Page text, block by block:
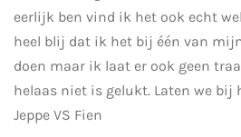
eerlijk ben vind ik het ook echt
heel blij dat ik het bij één van
doen maar ik laat er ook geen
helaas niet is gelukt. Laten we bij
Jeppe VS Fien